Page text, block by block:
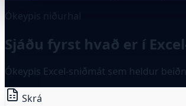
Ókeypis niðurhal
Sjáðu fyrst hvað er í
Ókeypis Excel-sniðmát sem heldur
Skrá